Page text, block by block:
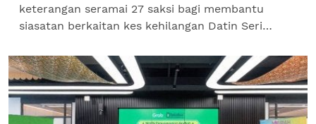
keterangan seramai 27 saksi bagi membantu
siasatan berkaitan kes kehilangan Datin Seri
Daerah Putrajaya, Asisten...